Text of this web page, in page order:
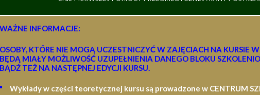
WAŻNE INFORMACJE:
OSOBY, KTÓRE NIE MOGĄ UCZESTNICZYĆ W ZAJĘCIACH NA KURSIE
BĘDĄ MIAŁY MOŻLIWOŚĆ UZUPEŁNIENIA DANEGO BLOKU
BĄDŹ TEŻ NA NASTĘPNEJ EDYCJI KURSU.
Wykłady w części teoretycznej kursu są prowadzone w CENTRUM